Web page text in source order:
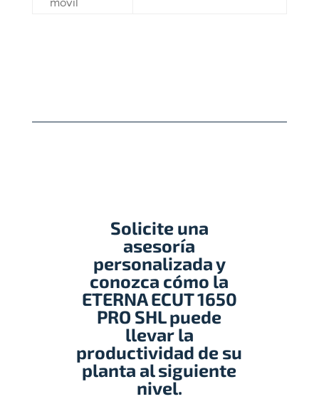
Solicite una
asesoría
personalizada y
conozca cómo la
ETERNAECUT 1650
PRO SHLpuede
llevar la
productividad de su
planta al siguiente
nivel.